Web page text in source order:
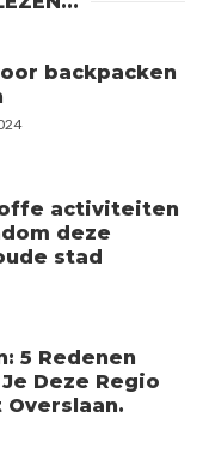
backpacken
activiteiten
deze
stad
5 Redenen
Deze Regio